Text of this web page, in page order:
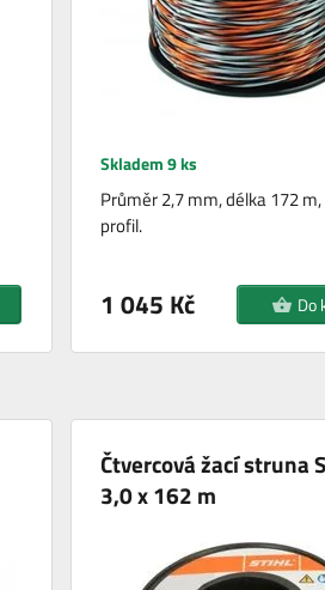
Skladem 9 ks
Průměr 2,7 mm, délka 172
profil.
1 045 Kč Do
Čtvercová žací struna
3,0 x 162 m